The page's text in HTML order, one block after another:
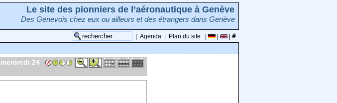
Le site des pionniers de l’aéronautique à Genève
Des Genevois chez eux ou ailleurs et des étrangers dans Genève
Agenda Plan du site
mercredi 24